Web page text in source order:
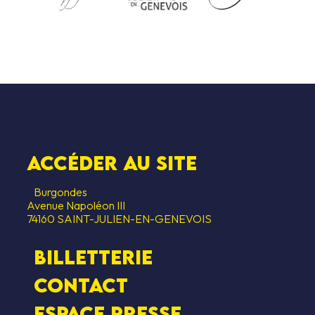
Accéder au SITE
Burgondes
Avenue Napoléon III
74160 SAINT-JULIEN-EN-GENEVOIS
Billetterie
Contact